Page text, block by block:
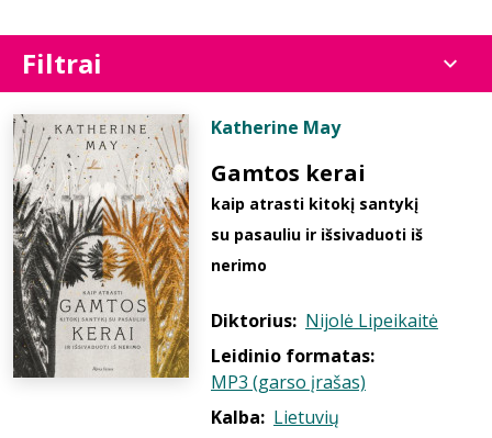
Filtrai
Katherine May
Gamtos kerai
kaip atrasti kitokį santykį
su pasauliu ir išsivaduoti iš
nerimo
Diktorius: Nijolė Lipeikaitė
Leidinio formatas:
MP3 (garso įrašas)
Kalba: Lietuvių